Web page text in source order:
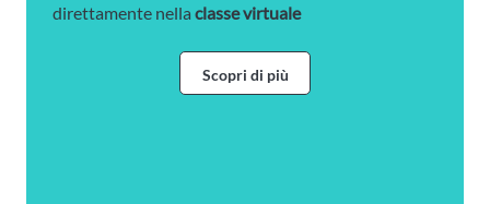
direttamente nella classe virtuale
Scopri di più